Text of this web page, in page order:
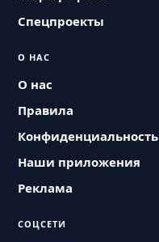
Спецпроекты
О НАС
О нас
Правила
Конфиденциальность
Наши приложения
Реклама
СОЦСЕТИ